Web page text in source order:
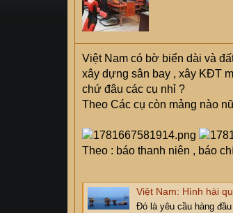
a
r
t
e
r
Việt Nam có bờ biển dài và
xây dựng sân bay , xây KĐT
chứ đâu các cụ nhỉ ?
Theo Các cụ còn mảng nào
Theo : báo thanh niên , báo
Việt Nam: Hình hài
Đó là yêu cầu hàng